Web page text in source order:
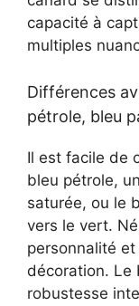
capacité à
multiples
Différences
pétrole, bleu
Il est facile de
bleu pétrole,
saturée, ou le
vers le vert.
personnalité et
décoration. Le
robustesse